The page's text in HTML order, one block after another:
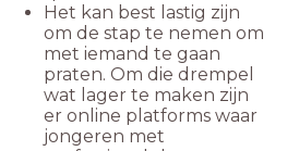
Het kan best lastig zijn
om de stap te nemen om
met iemand te gaan
praten. Om die drempel
wat lager te maken zijn
er online platforms waar
jongeren met